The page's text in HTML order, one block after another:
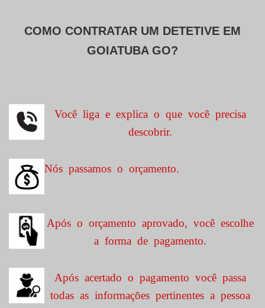
COMO CONTRATAR UM DETETIVE EM
GOIATUBA GO?
Você liga e explica o que você precisa
descobrir.
Nós passamos o orçamento.
Após o orçamento aprovado, você escolhe
a forma de pagamento.
Após acertado o pagamento você passa
todas as informações pertinentes a pessoa